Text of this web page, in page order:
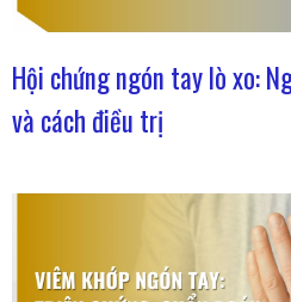
Hội chứng ngón tay lò xo:
và cách điều trị